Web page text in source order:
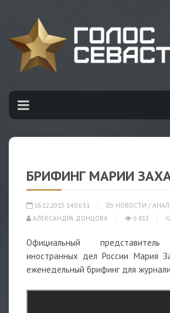
БРИФИНГ МАРИИ
16.12.2015 14:06:31 НОВОСТИ /
АЛЕКСАНДРА ДОНЦОВА
6 813
Официальный представитель
иностранных дел России Мария
еженедельный брифинг для